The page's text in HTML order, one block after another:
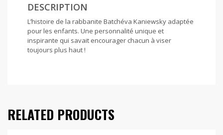
DESCRIPTION
L’histoire de la rabbanite Batchéva Kaniewsky adaptée
pour les enfants. Une personnalité unique et
inspirante qui savait encourager chacun à viser
toujours plus haut !
RELATED PRODUCTS